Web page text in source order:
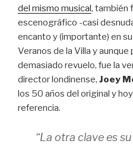
del mismo musical, también
escenográfico -casi
encanto y (importante) en
Veranos de la Villa y
demasiado revuelo, fue la
director londinense, Joey
los 50 años del original y
referencia.
“La otra clave es